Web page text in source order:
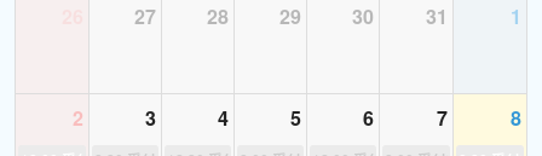
---初心者、中級者用のTOEICテキストで学びます。
27 28 29 30 31 1
2 3 4 5 6 7 8